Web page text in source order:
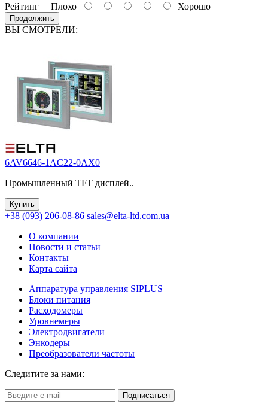
Рейтинг Плохо Хорошо
Продолжить
ВЫ СМОТРЕЛИ:
6AV6646-1AC22-0AX0
Промышленный TFT дисплей..
Купить
+38 (093) 206-08-86 sales@elta-ltd.com.ua
О компании
Новости и статьи
Контакты
Карта сайта
Аппаратура управления SIPLUS
Блоки питания
Расходомеры
Уровнемеры
Электродвигатели
Энкодеры
Преобразователи частоты
Следитите за нами:
Подписаться